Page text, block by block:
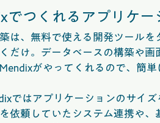
でつくれるアプリケー
は、無料で使える開発ツール
だけ。データベースの構築や
がやってくれるので、簡
ではアプリケーションのサイ
依頼していたシステム連携や